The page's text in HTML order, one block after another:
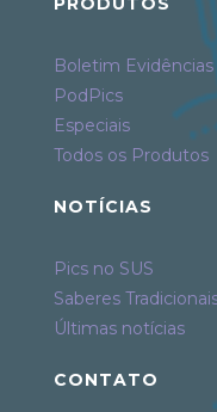
Boletim Evidências
PodPics
Especiais
Todos os Produtos
NOTÍCIAS
Pics no SUS
Saberes
Últimas notícias
CONTATO